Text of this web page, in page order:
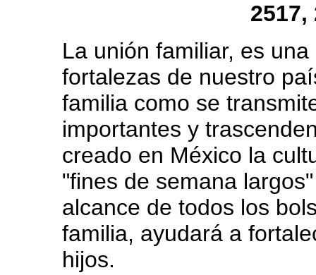
2517,
La unión familiar, es
fortalezas de nuestro
familia como se
importantes y
creado en México la
"fines de semana
alcance de todos los
familia, ayudará a
hijos.